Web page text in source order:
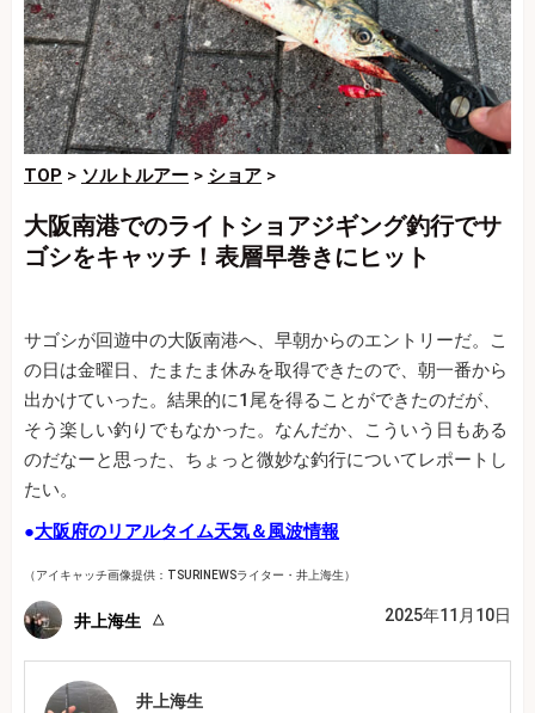
TOP > ソルトルアー > ショア >
大阪南港でのライトショアジギング釣行でサ
ゴシをキャッチ！表層早巻きにヒット
サゴシが回遊中の大阪南港へ、早朝からのエントリーだ。こ
の日は金曜日、たまたま休みを取得できたので、朝一番から
出かけていった。結果的に1尾を得ることができたのだが、
そう楽しい釣りでもなかった。なんだか、こういう日もある
のだなーと思った、ちょっと微妙な釣行についてレポートし
たい。
●大阪府のリアルタイム天気＆風波情報
（アイキャッチ画像提供：TSURINEWSライター・井上海生）
井上海生 2025年11月10日
井上海生